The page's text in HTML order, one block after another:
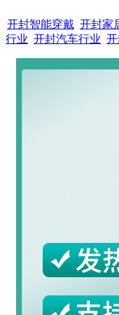
开封智能穿戴 开封家
行业 开封汽车行业